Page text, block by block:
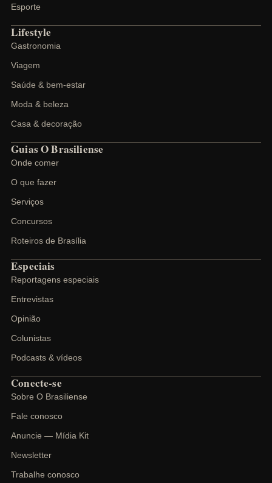
Esporte
Lifestyle
Gastronomia
Viagem
Saúde & bem-estar
Moda & beleza
Casa & decoração
Guias O Brasiliense
Onde comer
O que fazer
Serviços
Concursos
Roteiros de Brasília
Especiais
Reportagens especiais
Entrevistas
Opinião
Colunistas
Podcasts & vídeos
Conecte-se
Sobre O Brasiliense
Fale conosco
Anuncie — Mídia Kit
Newsletter
Trabalhe conosco